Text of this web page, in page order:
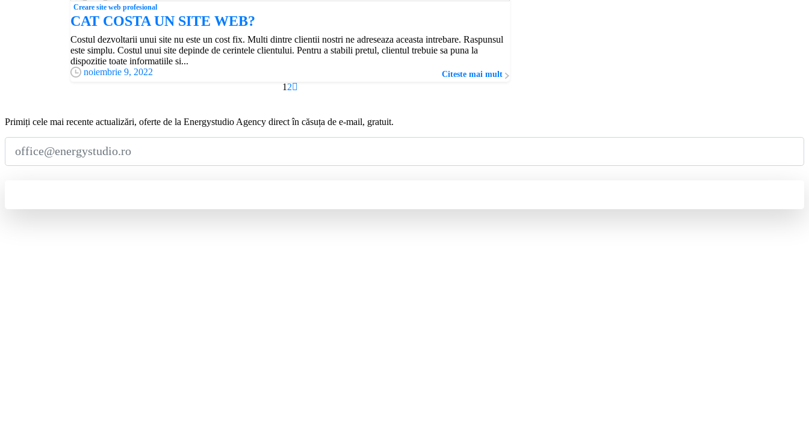
Creare site web profesional
CAT COSTA UN SITE WEB?
Costul dezvoltarii unui site nu este un cost fix. Multi dintre clientii nostri ne adreseaza aceasta intrebare. Raspunsul
este simplu. Costul unui site depinde de cerintele clientului. Pentru a stabili pretul, clientul trebuie sa puna la
dispozitie toate informatiile si...
noiembrie 9, 2022
Citeste mai mult
1 2
Primiți cele mai recente actualizări, oferte de la Energystudio Agency direct în căsuța de e-mail, gratuit.